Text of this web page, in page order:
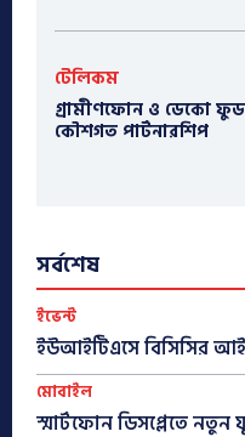
টেলিকম
গ্রামীণফোন ও ডেকো
কৌশগত পার্টনারশিপ
সর্বশেষ
ইভেন্ট
ইউআইটিএসে বিসিসির
মোবাইল
স্মার্টফোন ডিসপ্লেতে